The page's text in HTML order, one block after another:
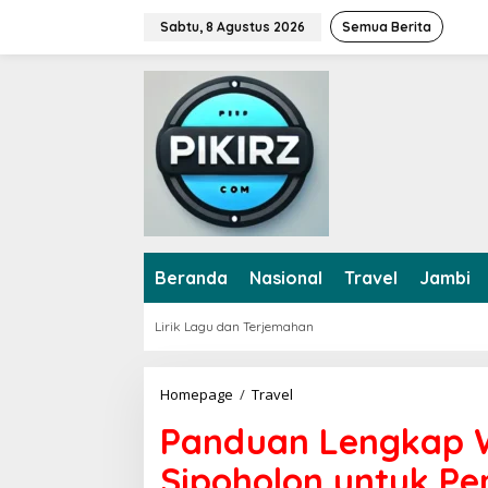
w
Sabtu, 8 Agustus 2026 Semua Berita
Beranda Nasional Travel Jambi
Lirik Lagu dan Terjemahan
Homepage / Travel
n
d
u
Panduan Lengkap